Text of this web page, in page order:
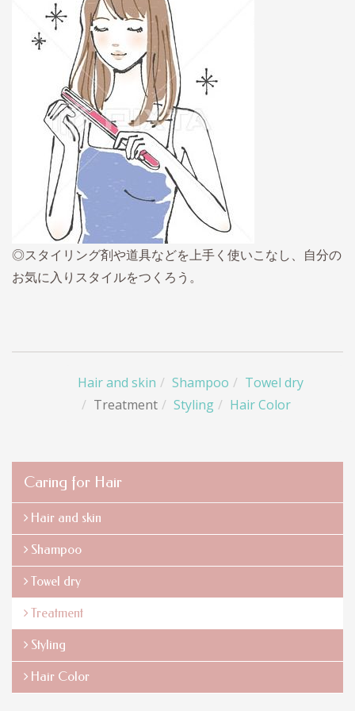
◎スタイリング剤や道具などを上手く使いこなし、自分の
お気に入りスタイルをつくろう。
Hair and skin Shampoo
Towel dry
Treatment
Styling Hair Color
Caring for Hair
Hair and skin
Shampoo
Towel dry
Treatment
Styling
Hair Color